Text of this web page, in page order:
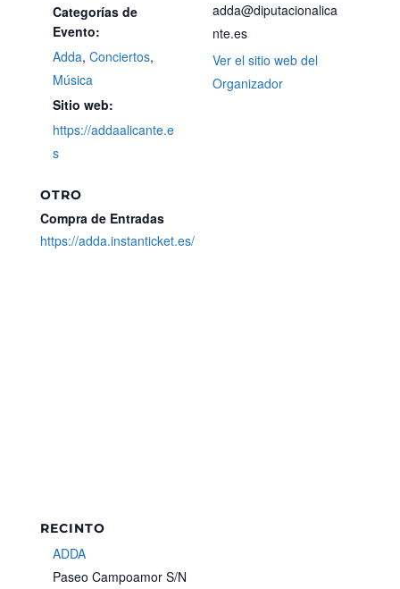
Categorías de
Evento:
Adda, Conciertos,
Música
Sitio web:
https://addaalicante.e
s
adda@diputacionalica
nte.es
Ver el sitio web del
Organizador
OTRO
Compra de Entradas
https://adda.instanticket.es/
RECINTO
ADDA
Paseo Campoamor S/N